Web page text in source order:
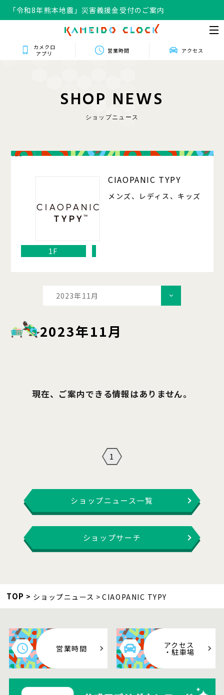
「令和8年熊本地震」災害義援金受付のご案内
カメクロ
アプリ
営業時間 アクセス
SHOP NEWS
ショップニュース
125
CIAOPANIC TYPY
メンズ、レディス、キッズ
1F
2023年11月
2023年11月
現在、ご案内できる情報はありません。
1
ショップニュース一覧
ショップサーチ
TOP ショップニュース CIAOPANIC TYPY
営業時間 アクセス
・駐車場